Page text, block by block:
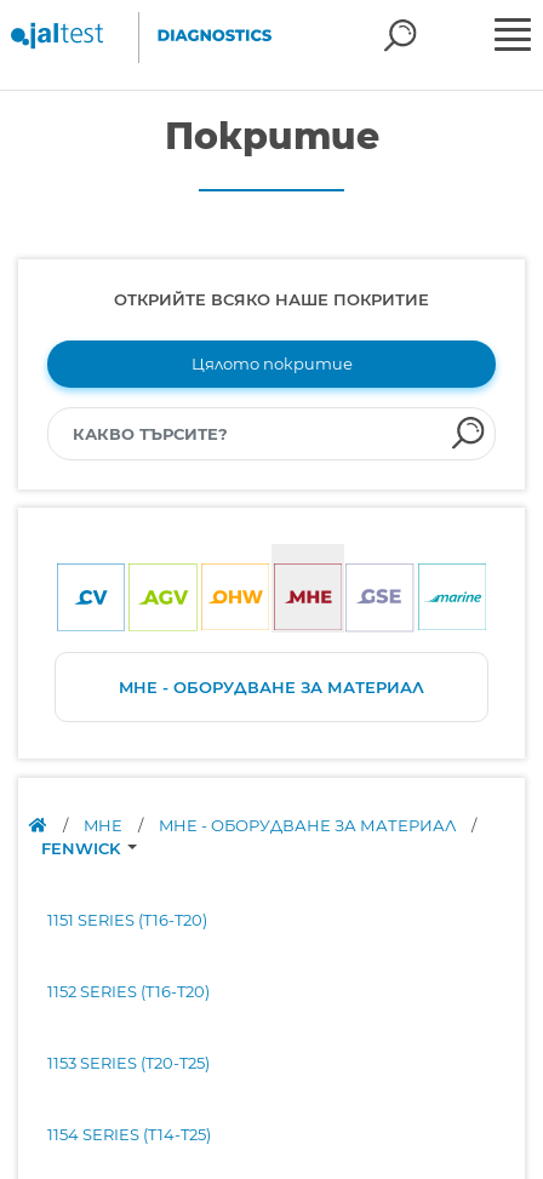
Покритие
ОТКРИЙТЕ ВСЯКО НАШЕ ПОКРИТИЕ
Цялото покритие
MHE - ОБОРУДВАНЕ ЗА МАТЕРИАЛ
/ MHE / MHE - ОБОРУДВАНЕ ЗА МАТЕРИАЛ
/
FENWICK
1151 SERIES (T16-T20)
1152 SERIES (T16-T20)
1153 SERIES (T20-T25)
1154 SERIES (T14-T25)